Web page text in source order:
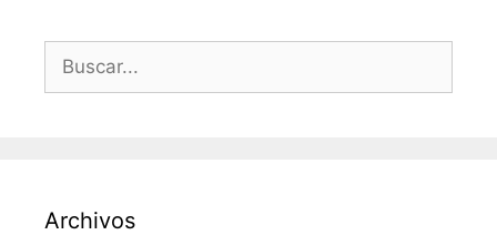
:
Archivos